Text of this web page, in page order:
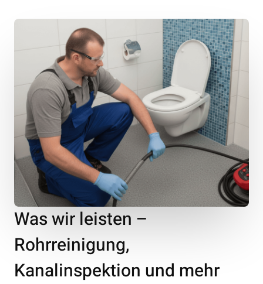
Was wir leisten –
Rohrreinigung,
Kanalinspektion und mehr